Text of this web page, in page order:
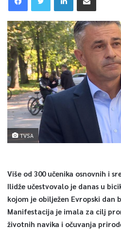
TVSA
Više od 300 učenika osnovnih i
Ilidže učestvovalo je danas u
kojom je obilježen Evropski dan
Manifestacija je imala za cilj
životnih navika i očuvanja